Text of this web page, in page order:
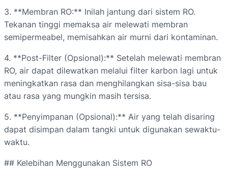
3. **Membran RO:** Inilah jantung dari sistem RO.
Tekanan tinggi memaksa air melewati membran
semipermeabel, memisahkan air murni dari kontaminan.
4. **Post-Filter (Opsional):** Setelah melewati membran
RO, air dapat dilewatkan melalui filter karbon lagi untuk
meningkatkan rasa dan menghilangkan sisa-sisa bau
atau rasa yang mungkin masih tersisa.
5. **Penyimpanan (Opsional):** Air yang telah disaring
dapat disimpan dalam tangki untuk digunakan sewaktu-
waktu.
## Kelebihan Menggunakan Sistem RO